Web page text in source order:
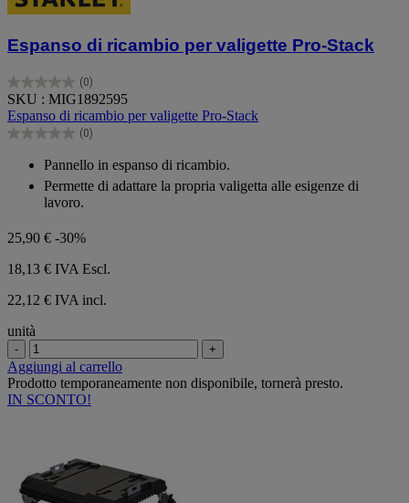
Espanso di ricambio per valigette Pro-Stack
(0)
0.0
su
5
stelle.
SKU : MIG1892595
Espanso di ricambio per valigette Pro-Stack
(0)
0.0
stelle.
Pannello in espanso di ricambio.
Permette di adattare la propria valigetta alle esigenze di
lavoro.
25,90 € -30%
18,13 € IVA Escl.
22,12 € IVA incl.
unità
- +
Aggiungi al carrello
Prodotto temporaneamente non disponibile, tornerà presto.
IN SCONTO!